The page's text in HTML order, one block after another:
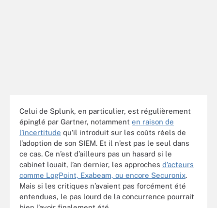
Celui de Splunk, en particulier, est régulièrement
épinglé par Gartner, notamment en raison de
l’incertitude qu’il introduit sur les coûts réels de
l’adoption de son SIEM. Et il n’est pas le seul dans
ce cas. Ce n’est d’ailleurs pas un hasard si le
cabinet louait, l’an dernier, les approches d’acteurs
comme LogPoint, Exabeam, ou encore Securonix.
Mais si les critiques n’avaient pas forcément été
entendues, le pas lourd de la concurrence pourrait